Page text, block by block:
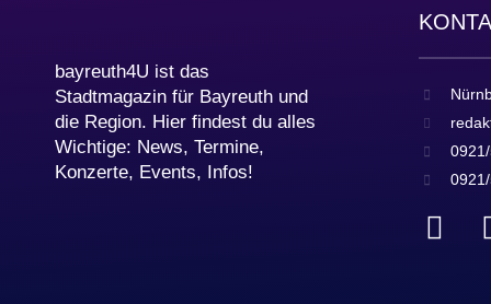
bayreuth4U ist das
Stadtmagazin für Bayreuth und
die Region. Hier findest du alles
Wichtige: News, Termine,
Konzerte, Events, Infos!